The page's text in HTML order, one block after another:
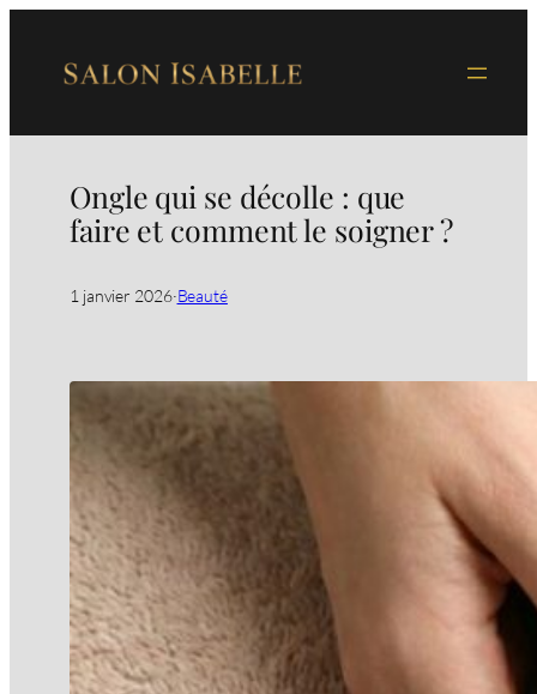
contenu
Ongle qui se décolle : que
faire et comment le soigner ?
1 janvier 2026·Beauté